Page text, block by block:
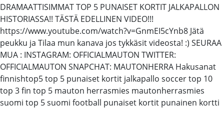
DRAMAATTISIMMAT TOP 5 PUNAISET KORTIT JALKAPALLON
HISTORIASSA!! TÄSTÄ EDELLINEN VIDEO!!!
https://www.youtube.com/watch?v=GnmEI5cYnb8 Jätä
peukku ja Tilaa mun kanava jos tykkäsit videosta! :) SEURAA
MUA : INSTAGRAM: OFFICIALMAUTON TWITTER:
OFFICIALMAUTON SNAPCHAT: MAUTONHERRA Hakusanat
finnishtop5 top 5 punaiset kortit jalkapallo soccer top 10
top 3 fin top 5 mauton herrasmies mautonherrasmies
suomi top 5 suomi football punaiset kortit punainen kortti